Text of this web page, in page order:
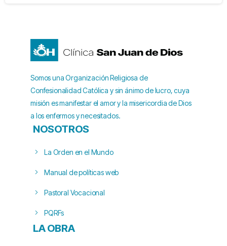
Somos una Organización Religiosa de
Confesionalidad Católica y sin ánimo de lucro, cuya
misión es manifestar el amor y la misericordia de Dios
a los enfermos y necesitados.
NOSOTROS
La Orden en el Mundo
Manual de políticas web
Pastoral Vocacional
PQRFs
LA OBRA